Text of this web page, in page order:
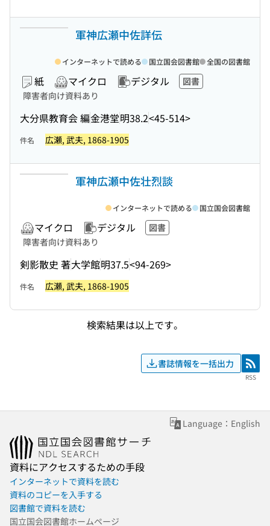
軍神広瀬中佐詳伝
紙 マイクロ デジタル
図書
障害者向け資料あり
大分県教育会 編金港堂明38.2<45-514>
インターネットで読める 国立国会図書館 全国の図書館
件名 広瀬, 武夫, 1868-1905
軍神広瀬中佐壮烈談
マイクロ デジタル
図書
障害者向け資料あり
剣影散史 著大学館明37.5<94-269>
インターネットで読める 国立国会図書館
件名 広瀬, 武夫, 1868-1905
検索結果は以上です。
書誌情報を一括出力 RSS
RSS
Language：English
資料にアクセスするための手段
インターネットで資料を読む
資料のコピーを入手する
図書館で資料を読む
国立国会図書館ホームページ